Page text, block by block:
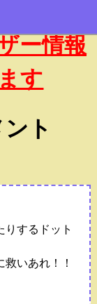
ー情報
す
ト
りするドット
いあれ！！